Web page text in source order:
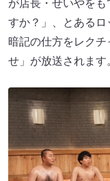
が店長・せいやを
すか？」、とある
暗記の仕方をレク
せ」が放送されます